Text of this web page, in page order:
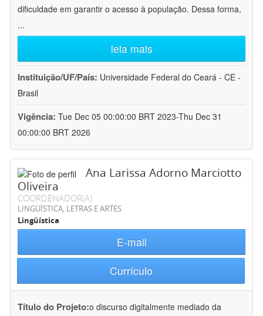
dificuldade em garantir o acesso à população. Dessa forma,
...
leia mais
Instituição/UF/País: Universidade Federal do Ceará - CE -
Brasil
Vigência: Tue Dec 05 00:00:00 BRT 2023-Thu Dec 31
00:00:00 BRT 2026
Ana Larissa Adorno Marciotto
Oliveira
COORDENADOR(A)
LINGÜÍSTICA, LETRAS E ARTES
Lingüística
E-mail
Currículo
Título do Projeto:o discurso digitalmente mediado da